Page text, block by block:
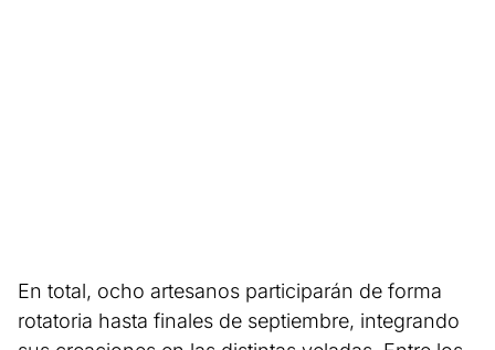
En total, ocho artesanos participarán de forma
rotatoria hasta finales de septiembre, integrando